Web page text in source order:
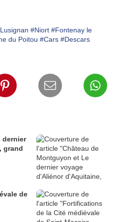
#Niort #Fontenay le
du Poitou #Cars #Descars
dernier
grand
de